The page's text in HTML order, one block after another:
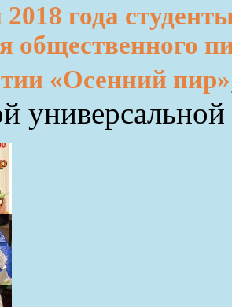
2018 года
общественного
«Осенний пир»